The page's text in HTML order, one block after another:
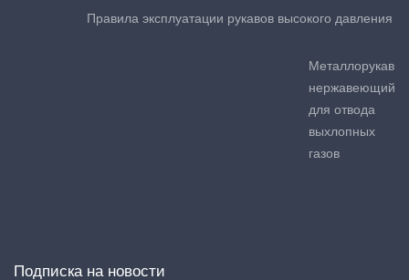
Правила эксплуатации рукавов высокого давления
Металлорукав
нержавеющий
для отвода
выхлопных
газов
Подписка на новости